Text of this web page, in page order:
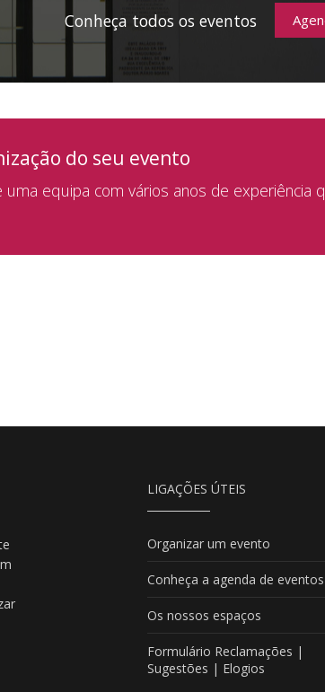
Conheça todos os eventos
do seu evento
equipa com vários anos de experiência
LIGAÇÕES ÚTEIS
Organizar um evento
Conheça a agenda de eventos
Os nossos espaços
Formulário Reclamações |
Sugestões | Elogios